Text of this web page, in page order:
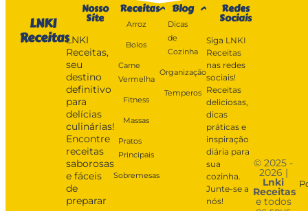
LNKI
Receitas
Nosso
Site
LNKI
Receitas,
seu
destino
definitivo
para
delícias
culinárias!
Encontre
receitas
saborosas
e fáceis
de
preparar
Receitas
Arroz
Bolos
Carne
Vermelha
Fitness
Massas
Pratos
Principais
Sobremesas
Blog
Dicas
de
Cozinha
Organização
Temperos
Redes
Sociais
Siga LNKI
Receitas
nas redes
sociais!
Receitas
deliciosas,
dicas
práticas e
inspiração
diária para
sua
cozinha.
Junte-se a
nós!
© 2025 -
2026 |
Lnki
Receitas
e todos